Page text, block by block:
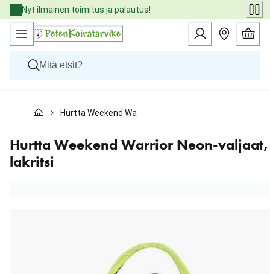
Skip
to
Content
Nyt ilmainen toimitus ja palautus!
Kissat
Eläinlääkäriruoat
Tuotemerkit
Uutuudet
Hurtta Weekend Warrior Neon-valjaat, lakritsi
Hurtta Weekend Warrior Neon-valjaat,
lakritsi